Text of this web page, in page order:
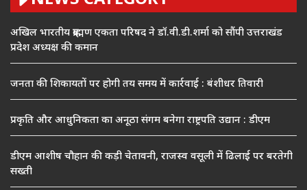
अखिल भारतीय ब्राह्मण एकता परिषद ने डॉ.वी.डी.शर्मा को सौंपी उत्तराखंड
प्रदेश अध्यक्ष की कमान
जनता की शिकायतों पर होगी तय समय में कार्रवाई : बंशीधर तिवारी
प्रकृति और आधुनिकता का अनूठा संगम बनेगा राष्ट्रपति उद्यान : डीएम
डीएम आशीष चौहान की कड़ी चेतावनी, राजस्व वसूली में ढिलाई पर बरतेगी
सख्ती